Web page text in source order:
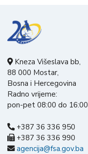
Kneza Višeslava bb,
88 000 Mostar,
Bosna i Hercegovina
Radno vrijeme:
pon-pet 08:00 do 16:00
+387 36 336 950
+387 36 336 990
agencija@fsa.gov.ba